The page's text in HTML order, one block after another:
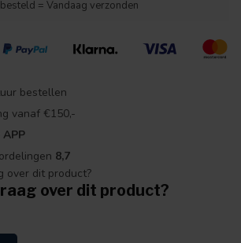
= Vandaag verzonden
bestellen
vanaf €150,-
8,7
over dit product?